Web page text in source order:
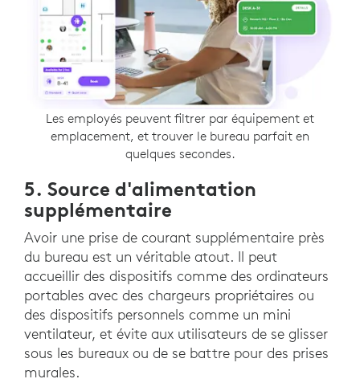
Les employés peuvent filtrer par équipement et
emplacement, et trouver le bureau parfait en
quelques secondes.
5. Source d'alimentation
supplémentaire
Avoir une prise de courant supplémentaire près
du bureau est un véritable atout. Il peut
accueillir des dispositifs comme des ordinateurs
portables avec des chargeurs propriétaires ou
des dispositifs personnels comme un mini
ventilateur, et évite aux utilisateurs de se glisser
sous les bureaux ou de se battre pour des prises
murales.